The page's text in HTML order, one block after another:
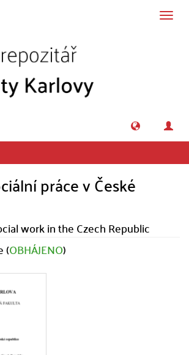
práce v České
work in the Czech Republic
(OBHÁJENO)